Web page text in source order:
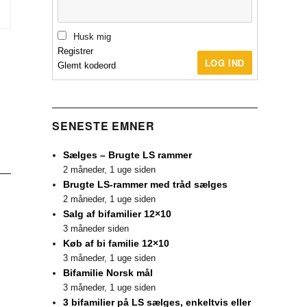
Husk mig
LOG IND
Registrer
Glemt kodeord
SENESTE EMNER
Sælges – Brugte LS rammer
2 måneder, 1 uge siden
Brugte LS-rammer med tråd sælges
2 måneder, 1 uge siden
Salg af bifamilier 12×10
3 måneder siden
Køb af bi familie 12×10
3 måneder, 1 uge siden
Bifamilie Norsk mål
3 måneder, 1 uge siden
3 bifamilier på LS sælges, enkeltvis eller